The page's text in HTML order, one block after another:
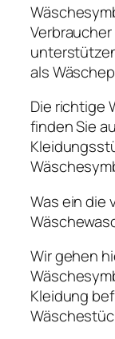
als
Die richtige
finden Sie
Was ein die
Wir gehen
Kleidung